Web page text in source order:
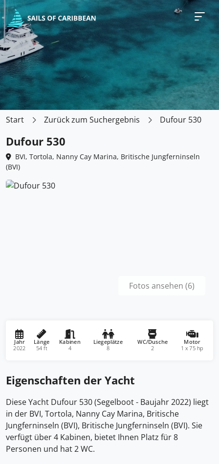
Start Zurück zum Suchergebnis Dufour 530
Dufour 530
BVI, Tortola, Nanny Cay Marina, Britische Jungferninseln
(BVI)
Fotos ansehen (6)
Jahr
2022
Länge
54 ft
Kabinen
4
Liegeplätze
8
WC/Dusche
2
Motor
1 x 75 hp
Eigenschaften der Yacht
Diese Yacht Dufour 530 (Segelboot - Baujahr 2022) liegt
in der BVI, Tortola, Nanny Cay Marina, Britische
Jungferninseln (BVI), Britische Jungferninseln (BVI). Sie
verfügt über 4 Kabinen, bietet Ihnen Platz für 8
Personen und hat 2 WC.